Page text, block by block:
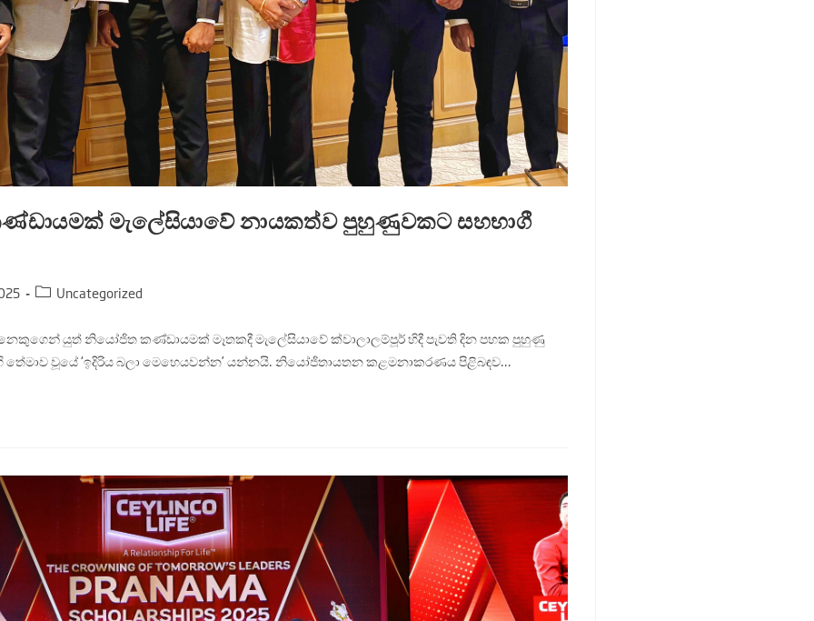
මැලේසියාවේ නායකත්ව පුහුණුවකට සහභාගී
Uncategorized
යුත් නියෝජිත කණ්ඩායමක් මෑතකදී මැලේසියාවේ ක්වාලාලම්පූර් හිදී පැවති දින පහක පුහුණු
තේමාව වූයේ ‘ඉදිරිය බලා මෙහෙයවන්න’ යන්නයි. නියෝජිතායතන කළමනාකරණය පිළිබඳව…